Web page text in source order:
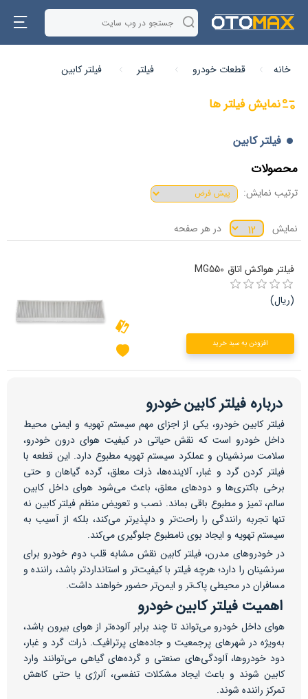
خانه قطعات خودرو فیلتر فیلتر کابین
نمایش فیلتر ها
فیلتر کابین
محصولات
ترتیب نمایش:
نمایش در هر صفحه
فیلتر هواکش اتاق MG550
(ریال)
افزودن به سبد خرید
درباره فیلتر کابین خودرو
فیلتر کابین خودرو، یکی از اجزای مهم سیستم تهویه و ایمنی محیط
داخل خودرو است که نقش حیاتی در کیفیت هوای درون خودرو،
سلامت سرنشینان و عملکرد سیستم تهویه مطبوع دارد. این قطعه با
فیلتر کردن گرد و غبار، آلاینده‌ها، ذرات معلق، گرده گیاهان و حتی
برخی باکتری‌ها و دودهای معلق، باعث می‌شود هوای داخل کابین
سالم، تمیز و مطبوع باقی بماند. نصب و تعویض منظم فیلتر کابین نه
تنها تجربه رانندگی را راحت‌تر و دلپذیرتر می‌کند، بلکه از آسیب به
سیستم تهویه و ایجاد بوی نامطبوع جلوگیری می‌کند.
در خودروهای مدرن، فیلتر کابین نقش مشابه قلب دوم خودرو برای
سرنشینان را دارد؛ هرچه فیلتر با کیفیت‌تر و استانداردتر باشد، راننده و
مسافران در محیطی پاک‌تر و ایمن‌تر حضور خواهند داشت.
اهمیت فیلتر کابین خودرو
هوای داخل خودرو می‌تواند تا چند برابر آلوده‌تر از هوای بیرون باشد،
به‌ویژه در شهرهای پرجمعیت و جاده‌های پرترافیک. ذرات گرد و غبار،
دود خودروها، آلودگی‌های صنعتی و گرده‌های گیاهی می‌توانند وارد
کابین شوند و باعث ایجاد مشکلات تنفسی، آلرژی یا حتی کاهش
تمرکز راننده شوند.